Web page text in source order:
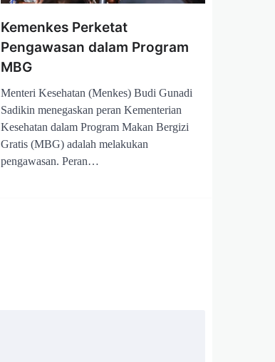
Kemenkes Perketat
Pengawasan dalam Program
MBG
Menteri Kesehatan (Menkes) Budi Gunadi
Sadikin menegaskan peran Kementerian
Kesehatan dalam Program Makan Bergizi
Gratis (MBG) adalah melakukan
pengawasan. Peran…